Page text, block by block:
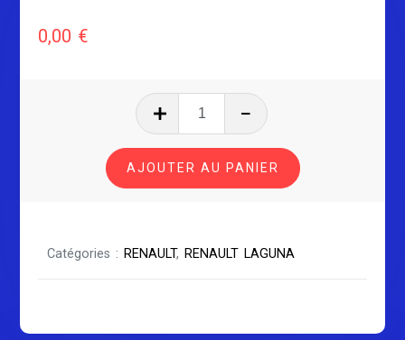
0,00 €
quantité
RENAULT
LAGUNA
SÉRIE
AJOUTER AU PANIER
Catégories : RENAULT, RENAULT LAGUNA